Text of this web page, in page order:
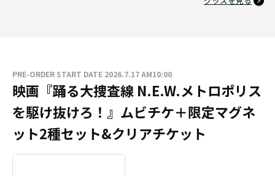
PRE-ORDER START DATE 2026.7.17 AM10:00
映画『踊る大捜査線 N.E.W.メトロポリス
を駆け抜けろ！』ムビチケ＋限定マグネ
ット2種セット&クリアチケット